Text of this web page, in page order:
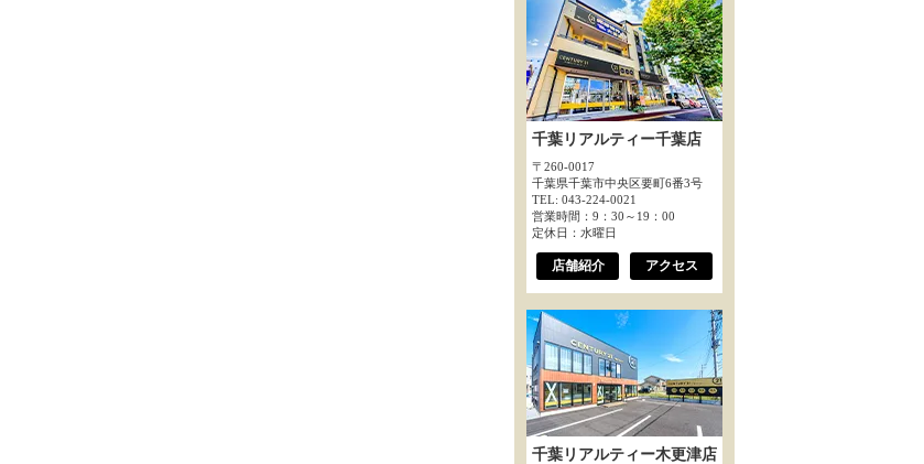
千葉リアルティー千葉店
〒260-0017
千葉県千葉市中央区要町6番3号
TEL: 043-224-0021
営業時間：9：30～19：00
定休日：水曜日
店舗紹介 アクセス
千葉リアルティー木更津店